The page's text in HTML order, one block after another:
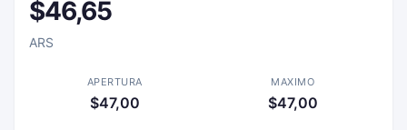
$46,65
ARS
APERTURA
$47,00
MAXIMO
$47,00